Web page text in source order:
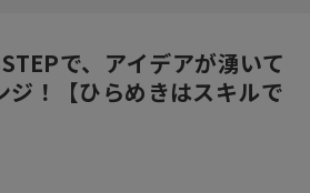
で、アイデアが湧いて
ジ！【ひらめきはスキルで